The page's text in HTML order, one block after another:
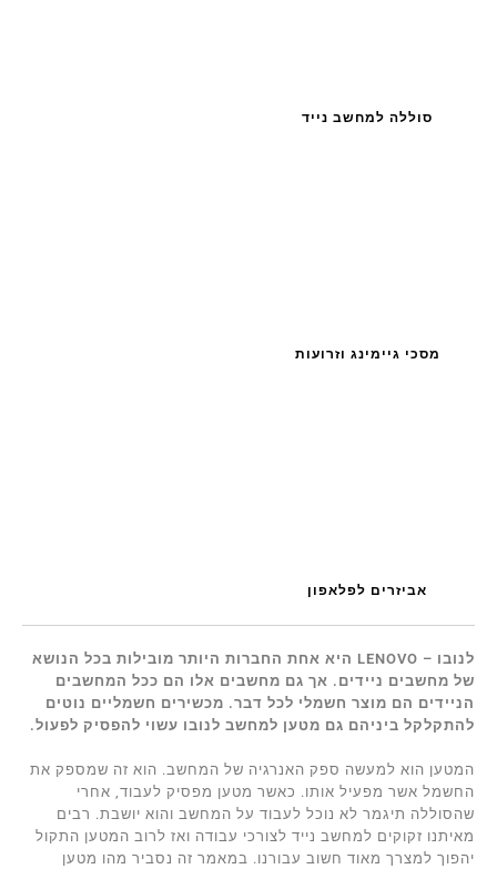
סוללה למחשב נייד
מסכי גיימינג וזרועות
אביזרים לפלאפון
לנובו – LENOVO היא אחת החברות היותר מובילות בכל הנושא
של מחשבים ניידים. אך גם מחשבים אלו הם ככל המחשבים
הניידים הם מוצר חשמלי לכל דבר. מכשירים חשמליים נוטים
להתקלקל ביניהם גם מטען למחשב לנובו עשוי להפסיק לפעול.
המטען הוא למעשה ספק האנרגיה של המחשב. הוא זה שמספק את
החשמל אשר מפעיל אותו. כאשר מטען מפסיק לעבוד, אחרי
שהסוללה תיגמר לא נוכל לעבוד על המחשב והוא יושבת. רבים
מאיתנו זקוקים למחשב נייד לצורכי עבודה ואז לרוב המטען התקול
יהפוך למצרך מאוד חשוב עבורנו. במאמר זה נסביר מהו מטען